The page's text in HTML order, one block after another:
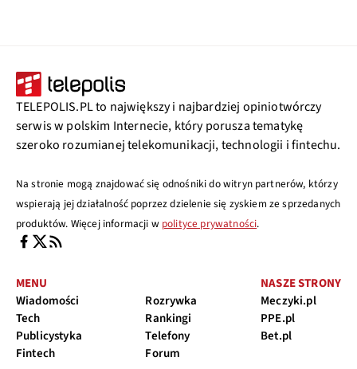
TELEPOLIS.PL to największy i najbardziej opiniotwórczy
serwis w polskim Internecie, który porusza tematykę
szeroko rozumianej telekomunikacji, technologii i fintechu.
Na stronie mogą znajdować się odnośniki do witryn partnerów, którzy
wspierają jej działalność poprzez dzielenie się zyskiem ze sprzedanych
produktów. Więcej informacji w polityce prywatności.
MENU
Wiadomości
Tech
Publicystyka
Fintech
Rozrywka
Rankingi
Telefony
Forum
NASZE STRONY
Meczyki.pl
PPE.pl
Bet.pl